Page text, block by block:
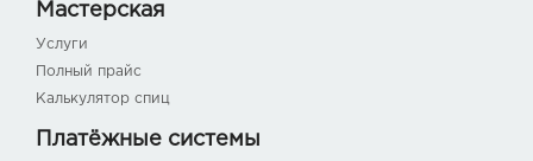
Мастерская
Услуги
Полный прайс
Калькулятор спиц
Платёжные системы